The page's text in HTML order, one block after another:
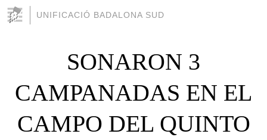
UNIFICACIÓ BADALONA SUD
SONARON 3
CAMPANADAS EN EL
CAMPO DEL QUINTO